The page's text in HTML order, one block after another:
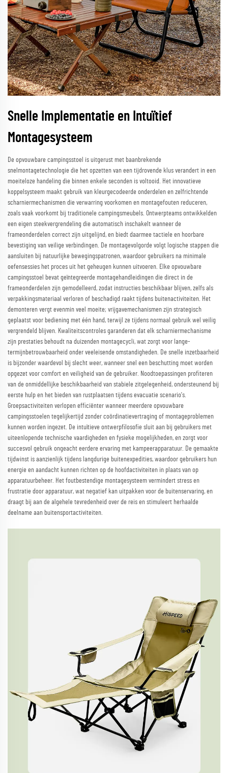
Snelle Implementatie en Intuïtief
Montagesysteem
De opvouwbare campingsstoel is uitgerust met baanbrekende
snelmontagetechnologie die het opzetten van een tijdrovende klus verandert in een
moeiteloze handeling die binnen enkele seconden is voltooid. Het innovatieve
koppelsysteem maakt gebruik van kleurgecodeerde onderdelen en zelfrichtende
scharniermechanismen die verwarring voorkomen en montagefouten reduceren,
zoals vaak voorkomt bij traditionele campingsmeubels. Ontwerpteams ontwikkelden
een eigen steekvergrendeling die automatisch inschakelt wanneer de
frameonderdelen correct zijn uitgelijnd, en biedt daarmee tactiele en hoorbare
bevestiging van veilige verbindingen. De montagevolgorde volgt logische stappen die
aansluiten bij natuurlijke bewegingspatronen, waardoor gebruikers na minimale
oefensessies het proces uit het geheugen kunnen uitvoeren. Elke opvouwbare
campingsstoel bevat geïntegreerde montagehandleidingen die direct in de
frameonderdelen zijn gemodelleerd, zodat instructies beschikbaar blijven, zelfs als
verpakkingsmateriaal verloren of beschadigd raakt tijdens buitenactiviteiten. Het
demonteren vergt evenmin veel moeite; vrijgavemechanismen zijn strategisch
geplaatst voor bediening met één hand, terwijl ze tijdens normaal gebruik wel veilig
vergrendeld blijven. Kwaliteitscontroles garanderen dat elk scharniermechanisme
zijn prestaties behoudt na duizenden montagecycli, wat zorgt voor lange-
termijnbetrouwbaarheid onder veeleisende omstandigheden. De snelle inzetbaarheid
is bijzonder waardevol bij slecht weer, wanneer snel een beschutting moet worden
opgezet voor comfort en veiligheid van de gebruiker. Noodtoepassingen profiteren
van de onmiddellijke beschikbaarheid van stabiele zitgelegenheid, ondersteunend bij
eerste hulp en het bieden van rustplaatsen tijdens evacuatie scenario's.
Groepsactiviteiten verlopen efficiënter wanneer meerdere opvouwbare
campingsstoelen tegelijkertijd zonder coördinatievertraging of montageproblemen
kunnen worden ingezet. De intuïtieve ontwerpfilosofie sluit aan bij gebruikers met
uiteenlopende technische vaardigheden en fysieke mogelijkheden, en zorgt voor
succesvol gebruik ongeacht eerdere ervaring met kampeerapparatuur. De gemaakte
tijdwinst is aanzienlijk tijdens langdurige buitenexpedities, waardoor gebruikers hun
energie en aandacht kunnen richten op de hoofdactiviteiten in plaats van op
apparatuurbeheer. Het foutbestendige montagesysteem vermindert stress en
frustratie door apparatuur, wat negatief kan uitpakken voor de buitenservaring, en
draagt bij aan de algehele tevredenheid over de reis en stimuleert herhaalde
deelname aan buitensportactiviteiten.